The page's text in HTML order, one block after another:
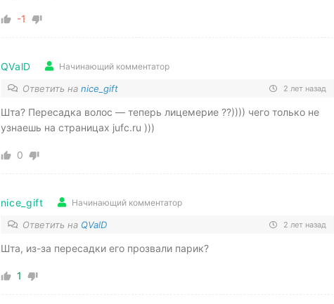
-1
QValD Начинающий комментатор
Ответить на nice_gift 2 лет назад
Шта? Пересадка волос — теперь лицемерие ??)))) чего только не
узнаешь на страницах jufc.ru )))
0
nice_gift Начинающий комментатор
Ответить на QValD 2 лет назад
Шта, из-за пересадки его прозвали парик?
1